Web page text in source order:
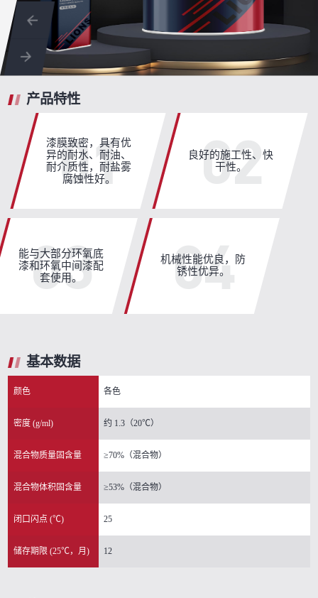
产品特性
01
漆膜致密，具有优
异的耐水、耐油、
耐介质性，耐盐雾
腐蚀性好。
02
良好的施工性、快
干性。
03
能与大部分环氧底
漆和环氧中间漆配
套使用。
04
机械性能优良，防
锈性优异。
基本数据
颜色 各色
密度 (g/ml) 约 1.3（20℃）
混合物质量固含量 ≥70%（混合物）
混合物体积固含量 ≥53%（混合物）
闭口闪点 (℃) 25
储存期限 (25℃，月) 12